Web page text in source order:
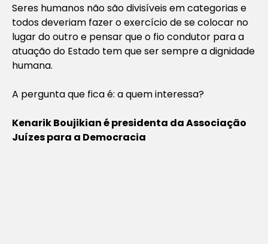
Seres humanos não são divisíveis em categorias e
todos deveriam fazer o exercício de se colocar no
lugar do outro e pensar que o fio condutor para a
atuação do Estado tem que ser sempre a dignidade
humana.
A pergunta que fica é: a quem interessa?
Kenarik Boujikian é presidenta da Associação
Juízes para a Democracia